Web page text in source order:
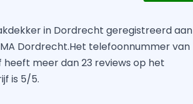
in Dordrecht geregistreerd aan
Dordrecht.Het telefoonnummer van
heeft meer dan 23 reviews op het
is 5/5.